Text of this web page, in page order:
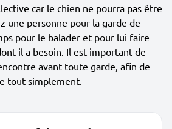
car le chien ne pourra pas être
une personne pour la garde de
pour le balader et pour lui faire
il a besoin. Il est important de
avant toute garde, afin de
tout simplement.